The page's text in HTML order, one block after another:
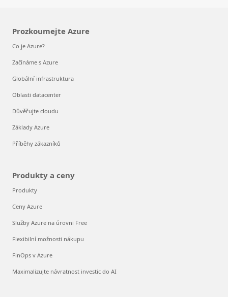
Prozkoumejte Azure
Co je Azure?
Začínáme s Azure
Globální infrastruktura
Oblasti datacenter
Důvěřujte cloudu
Základy Azure
Příběhy zákazníků
Produkty a ceny
Produkty
Ceny Azure
Služby Azure na úrovni Free
Flexibilní možnosti nákupu
FinOps v Azure
Maximalizujte návratnost investic do AI